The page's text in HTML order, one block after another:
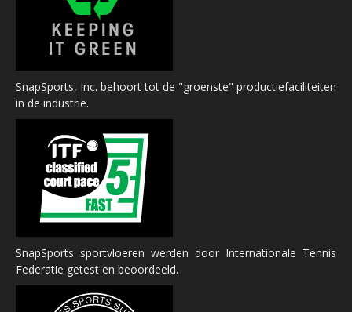
SnapSports, Inc. behoort tot de "groenste" productiefaciliteiten
in de industrie.
SnapSports sportvloeren werden door Internationale Tennis
Federatie getest en beoordeeld.